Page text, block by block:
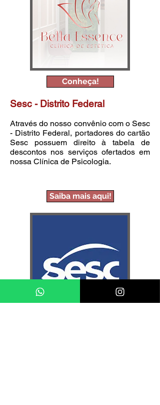
Conheça!
Sesc - Distrito Federal
Através do nosso convênio com o Sesc
- Distrito Federal, portadores do cartão
Sesc possuem direito à tabela de
descontos nos serviços ofertados em
nossa Clínica de Psicologia.
Saiba mais aqui!